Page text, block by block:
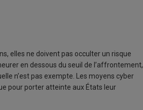
elles ne doivent pas occulter un risque
en dessous du seuil de l’affrontement,
n’est pas exempte. Les moyens cyber
pour porter atteinte aux États leur